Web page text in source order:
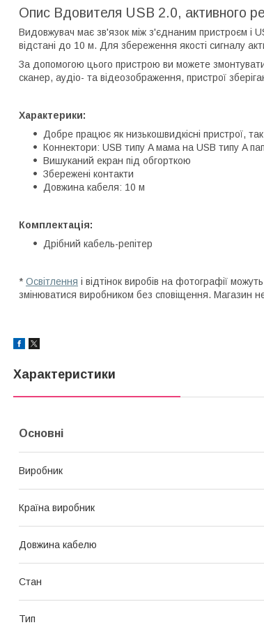
Опис Вдовителя USB 2.0, активного
Видовжувач має зв'язок між з'єднаним пристроєм і
відстані до 10 м. Для збереження якості сигналу
За допомогою цього пристрою ви можете змонтувати
сканер, аудіо- та відеозображення, пристрої
Характерики:
Добре працює як низькошвидкісні пристрої, так
Коннектори: USB типу A мама на USB типу A
Вишуканий екран під обгорткою
Збережені контакти
Довжина кабеля: 10 м
Комплектація:
Дрібний кабель-репітер
* Освітлення і відтінок виробів на фотографії
змінюватися виробником без сповіщення. Магазин
Характеристики
Основні
Виробник
Країна виробник
Довжина кабелю
Стан
Тип